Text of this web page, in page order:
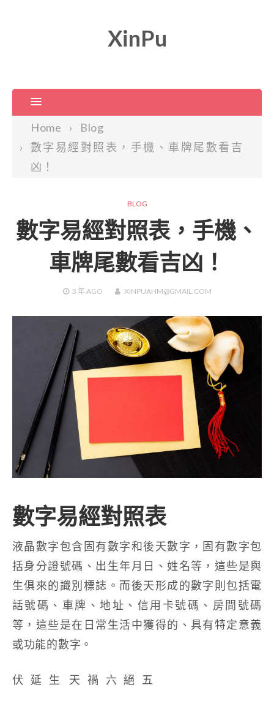
XinPu
Home
Blog
數字易經對照表，手機、車牌尾數看吉
凶！
BLOG
數字易經對照表，手機、
車牌尾數看吉凶！
3 年AGO XINPUAHM@GMAIL.COM
數字易經對照表
液晶數字包含固有數字和後天數字，固有數字包
括身分證號碼、出生年月日、姓名等，這些是與
生俱來的識別標誌。而後天形成的數字則包括電
話號碼、車牌、地址、信用卡號碼、房間號碼
等，這些是在日常生活中獲得的、具有特定意義
或功能的數字。
伏 延 生 天 禍 六 絕 五